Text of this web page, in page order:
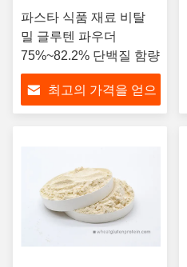
파스타 식품 재료 비탈
밀 글루텐 파우더
75%~82.2% 단백질 함량
최고의 가격을 얻으